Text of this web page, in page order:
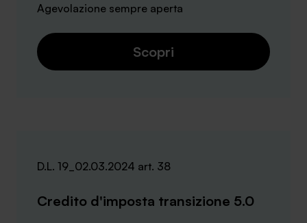
Agevolazione sempre aperta
Scopri
D.L. 19_02.03.2024 art. 38
Credito d'imposta transizione 5.0